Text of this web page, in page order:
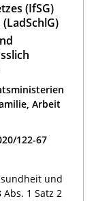
(IfSG)
Arbeit
122-67
und
1 Satz 2